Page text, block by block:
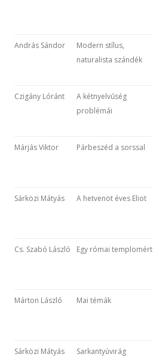
András Sándor
Modern stílus,
naturalista szándék
Czigány Lóránt
A kétnyelvűség
problémái
Márjás Viktor Párbeszéd a sorssal
Sárközi Mátyás A hetvenöt éves Eliot
Cs. Szabó László Egy római templomért
Márton László Mai témák
Sárközi Mátyás Sarkantyúvirág